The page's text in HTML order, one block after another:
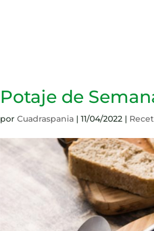
Potaje de
porCuadraspania |11/04/2022 |